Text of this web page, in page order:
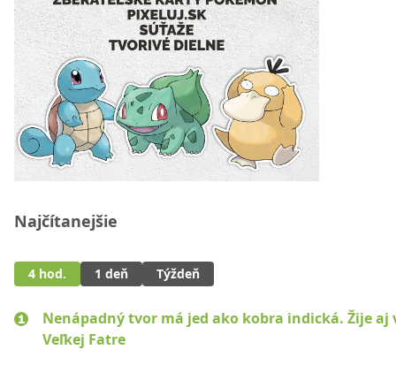
Najčítanejšie
4 hod. 1 deň Týždeň
Nenápadný tvor má jed ako kobra indická. Žije aj
Veľkej Fatre